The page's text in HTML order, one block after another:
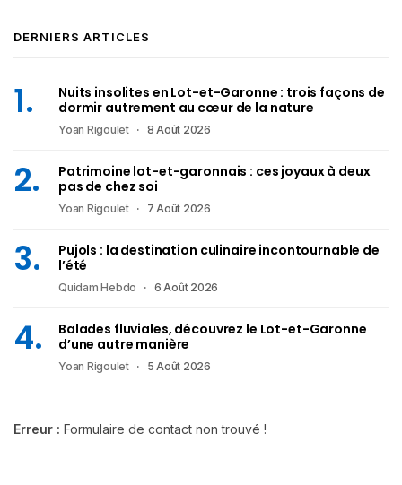
DERNIERS ARTICLES
Nuits insolites en Lot-et-Garonne : trois façons de
dormir autrement au cœur de la nature
Yoan Rigoulet 8 Août 2026
Patrimoine lot-et-garonnais : ces joyaux à deux
pas de chez soi
Yoan Rigoulet 7 Août 2026
Pujols : la destination culinaire incontournable de
l’été
Quidam Hebdo 6 Août 2026
Balades fluviales, découvrez le Lot-et-Garonne
d’une autre manière
Yoan Rigoulet 5 Août 2026
Erreur : Formulaire de contact non trouvé !